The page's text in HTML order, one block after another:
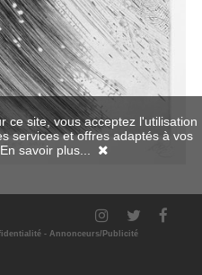
- Annonceurs/Publicité
ce site, vous acceptez l'utilisation
services et offres adaptés à vos
En savoir plus...